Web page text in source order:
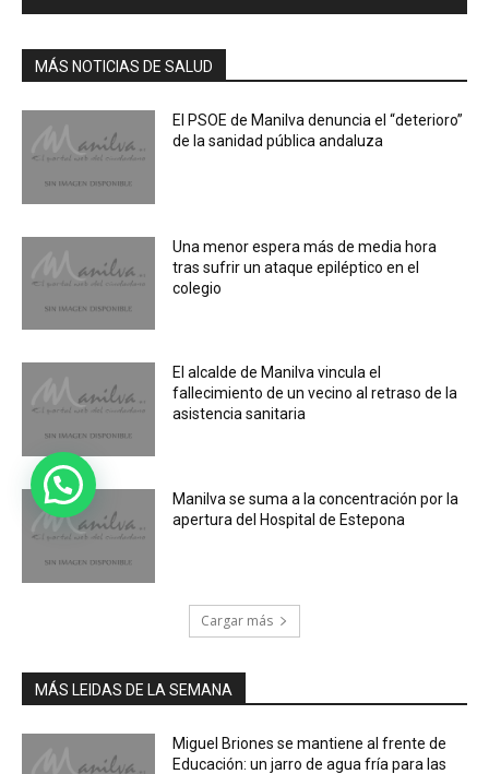
MÁS NOTICIAS DE SALUD
El PSOE de Manilva denuncia el “deterioro”
de la sanidad pública andaluza
Una menor espera más de media hora
tras sufrir un ataque epiléptico en el
colegio
El alcalde de Manilva vincula el
fallecimiento de un vecino al retraso de la
asistencia sanitaria
Manilva se suma a la concentración por la
apertura del Hospital de Estepona
Cargar más
MÁS LEIDAS DE LA SEMANA
Miguel Briones se mantiene al frente de
Educación: un jarro de agua fría para las